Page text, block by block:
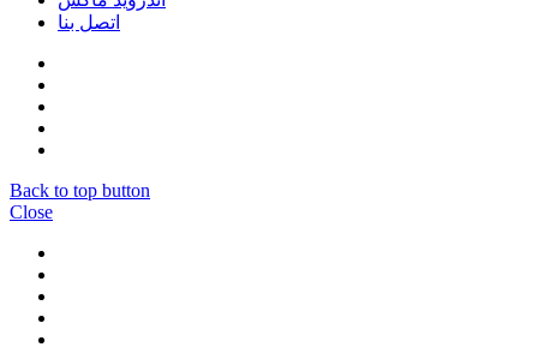
اتصل بنا
Back to top button
Close